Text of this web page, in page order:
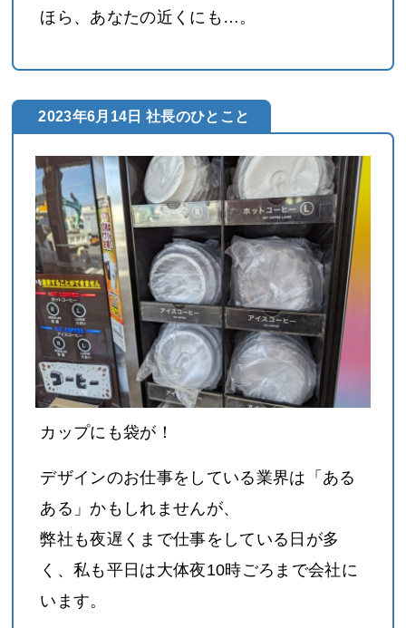
ほら、あなたの近くにも…。
2023年6月14日 社長のひとこと
カップにも袋が！
デザインのお仕事をしている業界は「ある
ある」かもしれませんが、
弊社も夜遅くまで仕事をしている日が多
く、私も平日は大体夜10時ごろまで会社に
います。